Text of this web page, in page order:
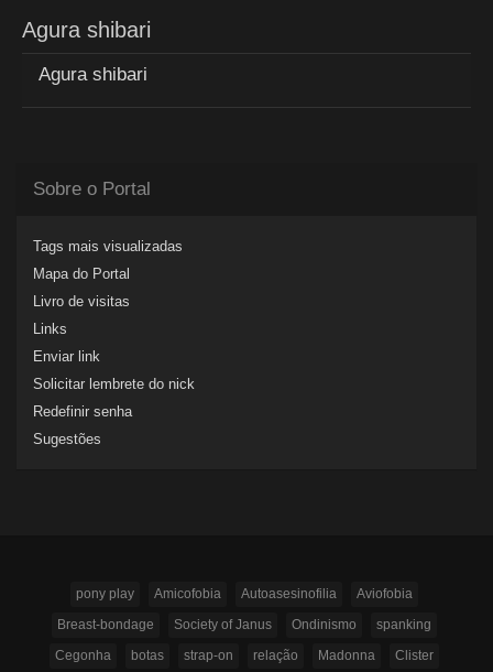
Agura shibari
Agura shibari
Sobre o Portal
Tags mais visualizadas
Mapa do Portal
Livro de visitas
Links
Enviar link
Solicitar lembrete do nick
Redefinir senha
Sugestões
pony play Amicofobia Autoasesinofilia
Aviofobia
Breast-bondage
Society of Janus Ondinismo
spanking
Cegonha
botas strap-on relação Madonna Clister